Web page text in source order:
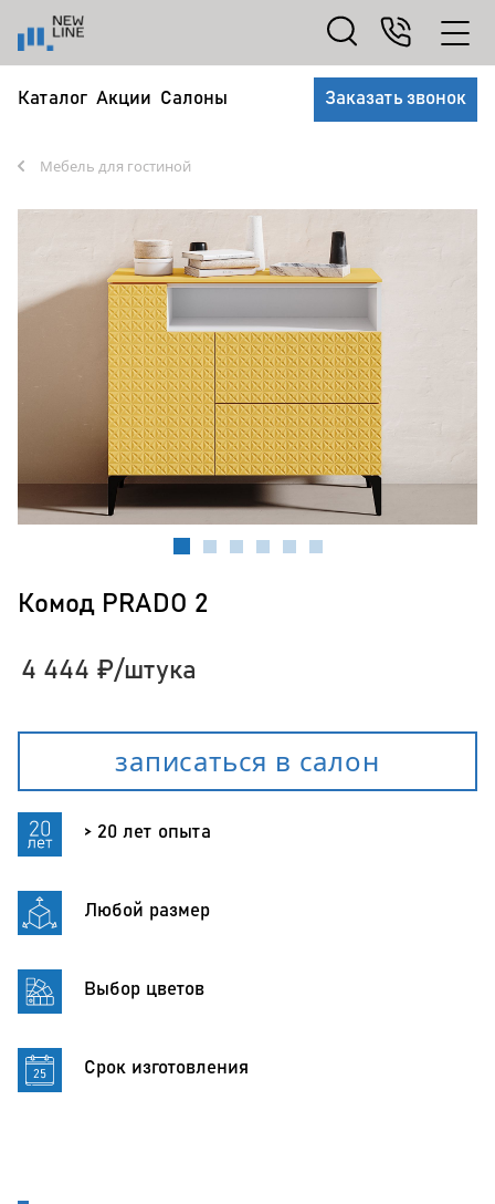
Каталог Акции Салоны Заказать звонок
Мебель для гостиной
Комод PRADO 2
4 444 ₽/штука
записаться в салон
> 20 лет опыта
Любой размер
Выбор цветов
Срок изготовления